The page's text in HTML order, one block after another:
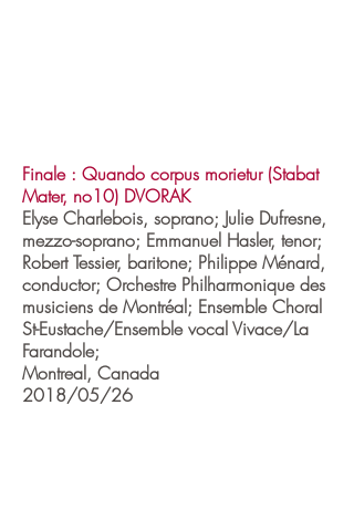
Finale : Quando corpus morietur (Stabat
Mater, no10) DVORAK
Elyse Charlebois, soprano; Julie Dufresne,
mezzo-soprano; Emmanuel Hasler, tenor;
Robert Tessier, baritone; Philippe Ménard,
conductor; Orchestre Philharmonique des
musiciens de Montréal; Ensemble Choral
St-Eustache/Ensemble vocal Vivace/La
Farandole;
Montreal, Canada
2018/05/26